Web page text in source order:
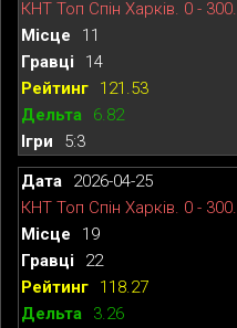
КНТ Топ Спін Харків. 0 - 300.
11
14
121.53
6.82
5:3
2026-04-25
КНТ Топ Спін Харків. 0 - 300.
19
22
118.27
3.26